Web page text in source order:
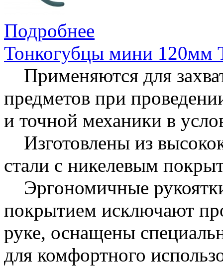
Подробнее
Тонкогубцы мини 120мм
Применяются для
предметов при
и точной механики в
Изготовлены из
стали с никелевым
Эргономичные
покрытием исключают
руке, оснащены
для комфортного